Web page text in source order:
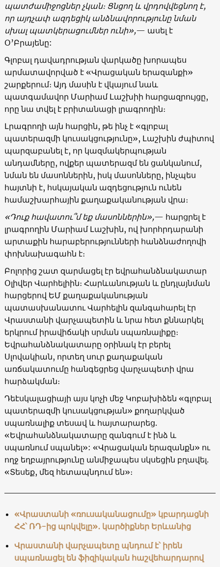
պատժամիջոցներ չկան։ Ցնցող և վրդովվեցնող է,
որ այդչափ ազդեցիկ անձնավորությունը նման
սխալ պատկերացումներ ունի»,— ասել է
Օ’Բրայենը:
Գլոբալ դավադրության վարկածը խորապես
արմատավորված է «Վրացական երազանքի»
շարքերում։ Այդ մասին է վկայում նաև
պատգամավոր Մարիամ Լաշխիի հարցազրույցը,
որը նա տվել է բրիտանացի լրագրողին։
Լրագրողի այն հարցին, թե ինչ է «գլոբալ
պատերազմի կուսակցությունը», Լաշխին ժպիտով
պարզաբանել է, որ կազմակերպության
անդամները, ովքեր պատերազմ են ցանկանում,
նման են մասոններին, իսկ մասոնները, ինչպես
հայտնի է, հսկայական ազդեցություն ունեն
համաշխարհային քաղաքականության վրա։
«Դուք հավատու՞մ եք մասոններին»,— հարցրել է
լրագրողին Մարիամ Լաշխին, ով խորհրդարանի
արտաքին հարաբերությունների հանձնաժողովի
փոխնախագահն է։
Բոլորից շատ զարմացել էր եվրահանձնակատար
Օլիվեր Վարհելիին։ Հարևանության և ընդլայնման
հարցերով ԵՄ քաղաքականության
պատասխանատու Վարհելին զանգահարել էր
Վրաստանի վարչապետին և նրա հետ քննարկել
երկրում իրավիճակի սրման սպառնալիքը։
Եվրահանձնակատարը օրինակ էր բերել
Սլովակիան, որտեղ սուր քաղաքական
առճակատումը հանգեցրեց վարչապետի վրա
հարձակման։
Դեէսկալացիայի այս կոչի մեջ Կոբախիձեն «գլոբալ
պատերազմի կուսակցության» քողարկված
սպառնալիք տեսավ և հայտարարեց.
«Եվրահանձնակատարը զանգում է ինձ և
սպառնում սպանել»: «Վրացական երազանքն» ու
ողջ եղբայրությունը անմիջապես սկսեցին բղավել.
«Տեսեք, մեզ հետապնդում են»։
«Վրաստանի «ռուսականացումը» կբարդացնի
ՀՀ՝ ՌԴ-ից պոկվելը»․ կարծիքներ Երևանից
Վրաստանի վարչապետը պնդում է՝ իրեն
սպառնացել են ֆիզիկական հաշվեհարդարով